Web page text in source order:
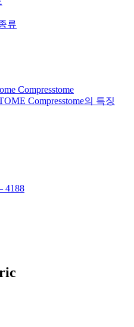
류
Compresstome
Compresstome의 특징
4188